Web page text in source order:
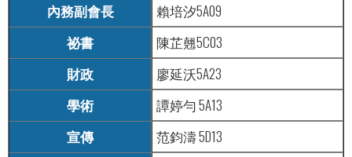
內務副會長
賴培汐5A09
祕書
陳芷翹5C03
財政
廖延沃5A23
學術
譚婷勻 5A13
宣傳
范鈞濤 5D13